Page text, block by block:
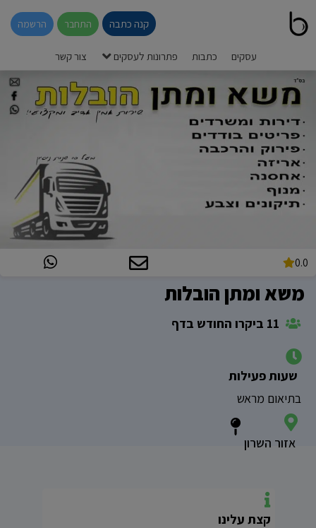
קנה כתבה התחבר הרשמה
עסקים כתבות פתרונות לעסקים צור קשר
0.0
משא ומתן הובלות
שעות פעילות
בתיאום מראש
אזור השרון
קצת עלינו